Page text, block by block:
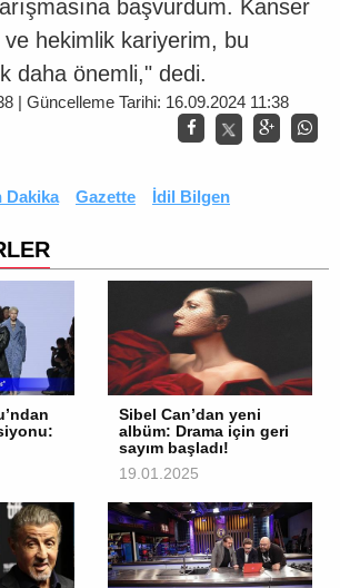
başvurdum. Kanser
ve hekimlik kariyerim, bu
daha önemli," dedi.
| Güncelleme Tarihi: 16.09.2024 11:38
Dakika Gazette İdil Bilgen
Sibel Can’dan yeni
albüm: Drama için geri
sayım başladı!
19.01.2025